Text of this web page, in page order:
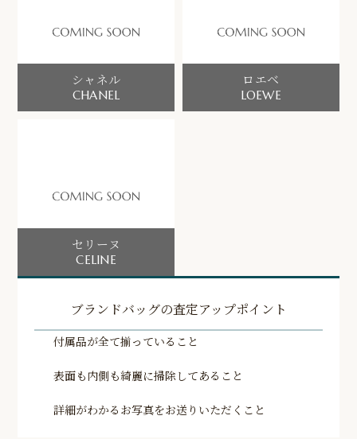
シャネル
CHANEL
ロエベ
LOEWE
セリーヌ
CELINE
ブランドバッグの査定アップポイント
付属品が全て揃っていること
表面も内側も綺麗に掃除してあること
詳細がわかるお写真をお送りいただくこと